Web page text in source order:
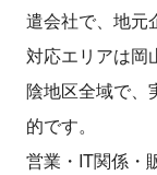
遣会社で、地元
対応エリアは岡
陰地区全域で、
的です。
営業・IT関係・